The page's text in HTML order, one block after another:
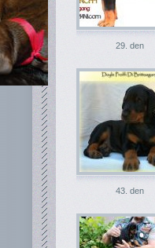
29. den
43. den